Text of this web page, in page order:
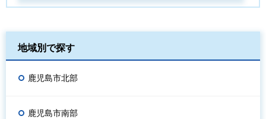
地域別で探す
鹿児島市北部
鹿児島市南部